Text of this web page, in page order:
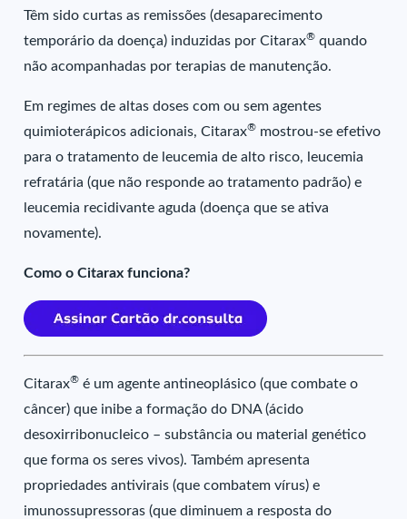
Têm sido curtas as remissões (desaparecimento
temporário da doença) induzidas por Citarax® quando
não acompanhadas por terapias de manutenção.
Em regimes de altas doses com ou sem agentes
quimioterápicos adicionais, Citarax® mostrou-se efetivo
para o tratamento de leucemia de alto risco, leucemia
refratária (que não responde ao tratamento padrão) e
leucemia recidivante aguda (doença que se ativa
novamente).
Como o Citarax funciona?
Citarax® é um agente antineoplásico (que combate o
câncer) que inibe a formação do DNA (ácido
desoxirribonucleico – substância ou material genético
que forma os seres vivos). Também apresenta
propriedades antivirais (que combatem vírus) e
imunossupressoras (que diminuem a resposta do